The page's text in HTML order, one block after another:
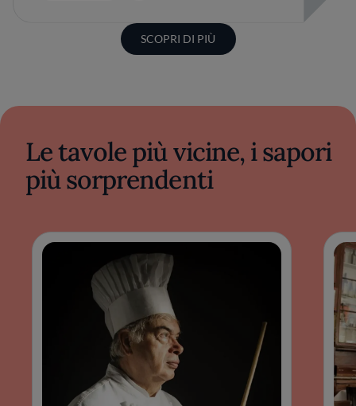
SCOPRI DI PIÙ
Le tavole più vicine, i sapori
più sorprendenti